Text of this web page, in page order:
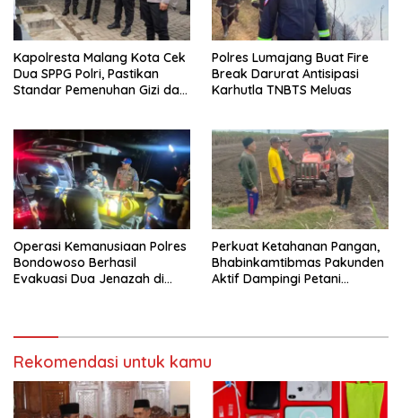
Kapolresta Malang Kota Cek
Dua SPPG Polri, Pastikan
Standar Pemenuhan Gizi dan
Polres Lumajang Buat Fire
Break Darurat Antisipasi
Karhutla TNBTS Meluas
Operasi Kemanusiaan Polres
Bondowoso Berhasil
Evakuasi Dua Jenazah di
Perkuat Ketahanan Pangan,
Bhabinkamtibmas Pakunden
Aktif Dampingi Petani
Rekomendasi untuk kamu